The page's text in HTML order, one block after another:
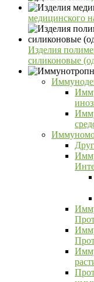
медицинского
Изделия
силиконовые